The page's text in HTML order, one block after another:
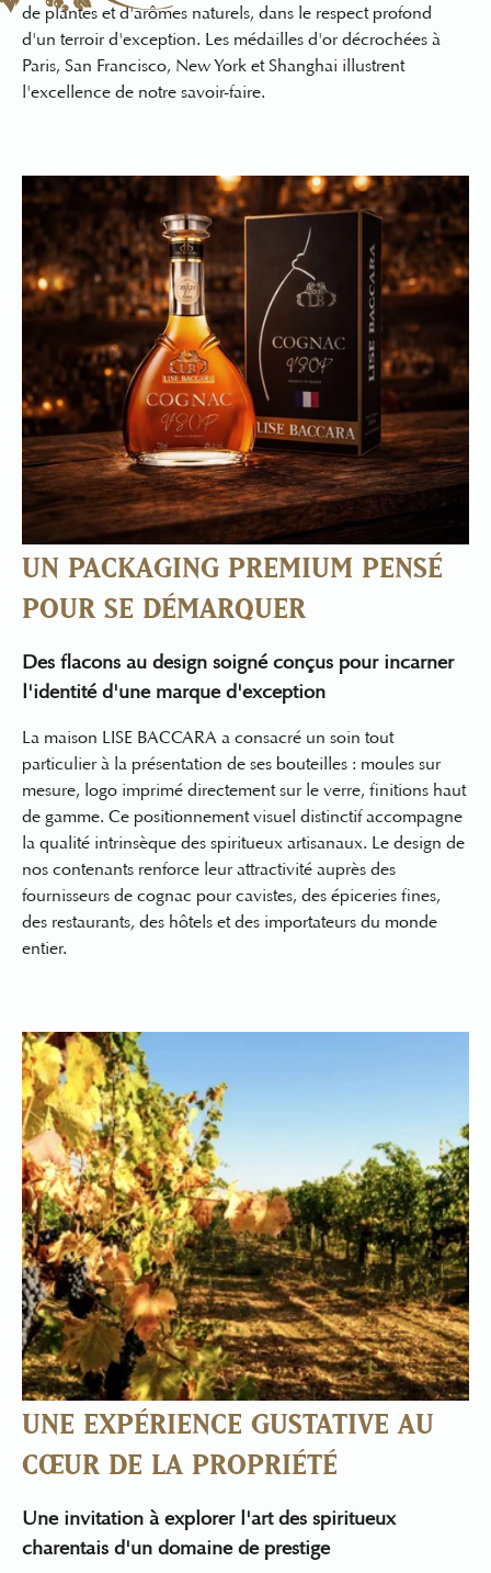
de plantes et d'arômes naturels, dans le respect profond
d'un terroir d'exception. Les médailles d'or décrochées à
Paris, San Francisco, New York et Shanghai illustrent
l'excellence de notre savoir-faire.
UN PACKAGING PREMIUM PENSÉ
POUR SE DÉMARQUER
Des flacons au design soigné conçus pour incarner
l'identité d'une marque d'exception
La maison LISE BACCARA a consacré un soin tout
particulier à la présentation de ses bouteilles : moules sur
mesure, logo imprimé directement sur le verre, finitions haut
de gamme. Ce positionnement visuel distinctifaccompagne
la qualité intrinsèque des spiritueux artisanaux. Le design de
nos contenants renforce leur attractivité auprès des
fournisseurs de cognac pour cavistes, des épiceries fines,
des restaurants, des hôtels et des importateurs du monde
entier.
UNE EXPÉRIENCE GUSTATIVE AU
CŒUR DE LA PROPRIÉTÉ
Une invitation à explorer l'art des spiritueux
charentais d'un domaine de prestige